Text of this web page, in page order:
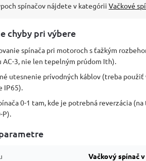
spínačov nájdete v kategórii Vačkové
chyby pri výbere
spínača pri motoroch s ťažkým
AC-3, nie len tepelným prúdom Ith).
utesnenie prívodných káblov (treba použiť
IP65).
0-1 tam, kde je potrebná reverzácia
Vačkový spínač